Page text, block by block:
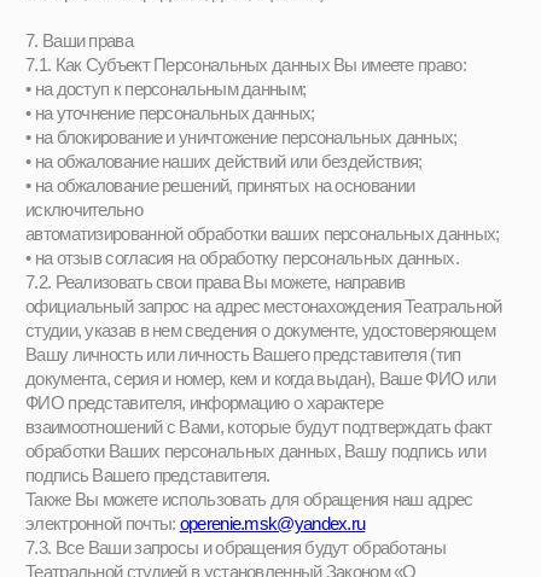
9.1. Театральная студия оставляет за собой право вносить
изменения в Политику в любое время по своему усмотрению, в
том числе, но не ограничиваясь случаями, когда
соответствующие изменения вносятся в применимое
законодательство, а также когда изменения связаны с
изменением в работе и настройках Сайтов.
9.2. Театральная студия просит Вас самостоятельно
просматривать обновления Политики, о которых Театральная
студия обязуется уведомлять путем указания даты
соответствующей редакции.